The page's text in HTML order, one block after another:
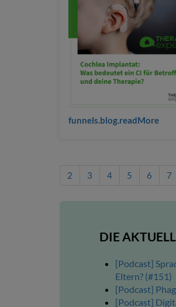
funnels.blog.readMore
2 3 4 5 6 7
DIE
[Podcast]
Eltern? (#151)
[Podcast]
[Podcast]